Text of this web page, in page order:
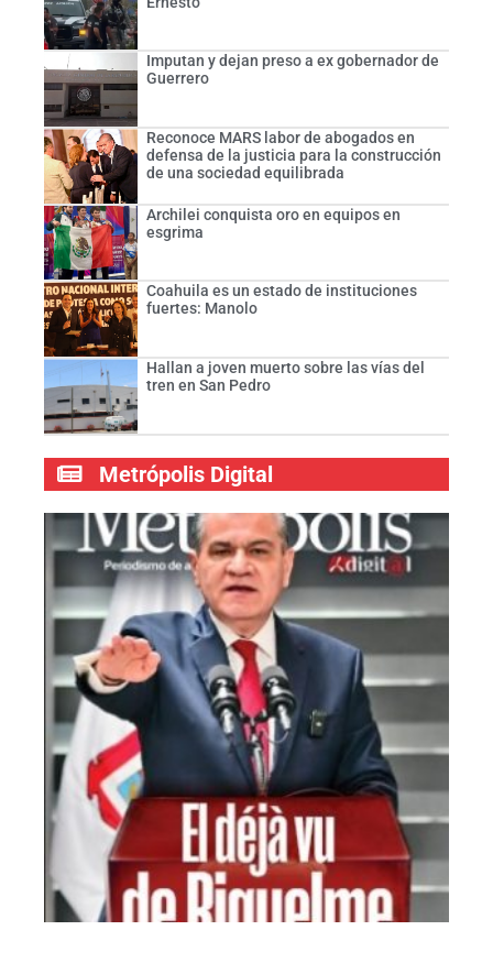
Imputan y dejan preso a ex gobernador de
Guerrero
Reconoce MARS labor de abogados en
defensa de la justicia para la construcción
de una sociedad equilibrada
Archilei conquista oro en equipos en
esgrima
Coahuila es un estado de instituciones
fuertes: Manolo
Hallan a joven muerto sobre las vías del
tren en San Pedro
Metrópolis Digital